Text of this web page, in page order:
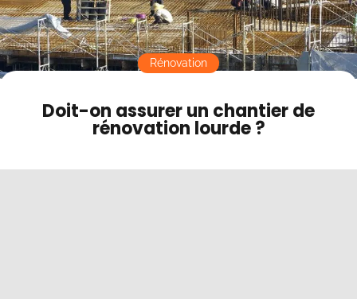
Doit-on assurer un chantier de
rénovation lourde ?
Rénovation